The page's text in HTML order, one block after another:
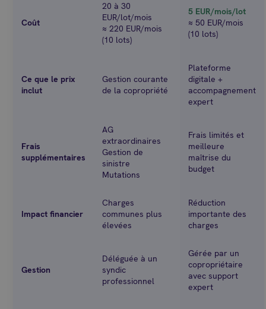
Coût
20 à 30
EUR/lot/mois
≈ 220 EUR/mois
(10 lots)
5 EUR/mois/lot
≈ 50 EUR/mois
(10 lots)
Ce que le prix
inclut
Gestion courante
de la copropriété
Plateforme
digitale +
accompagnement
expert
Frais
supplémentaires
AG
extraordinaires
Gestion de
sinistre
Mutations
Frais limités et
meilleure
maîtrise du
budget
Impact financier
Charges
communes plus
élevées
Réduction
importante des
charges
Gestion
Déléguée à un
syndic
professionnel
Gérée par un
copropriétaire
avec support
expert